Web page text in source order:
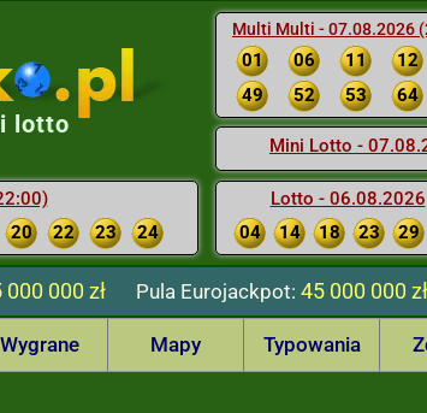
Multi Multi - 07.08.2026
01 06 11 12
49
52 53 64
Mini Lotto -
Lotto - 06.08.2026
04
14 18 23 29
lotto
20 22 23 24
000 000 zł PulaEurojackpot: 45 000 000 zł
Wygrane Mapy Typowania